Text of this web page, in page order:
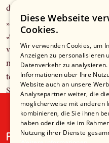
den eigenen Weg
„Jungle“, „Vielleicht lieber
„Gegenwind“ oder
vor allem bei den Jüngeren
manchen der auf dem neuen
teilen Vater und Tochter
Sich selbst zu finden, sich
anderen zu bleiben, auch in
Recht und Ordnung
Diese Webseite
Cookies.
Wir verwenden Cookies, um
Anzeigen zu personalisieren
Datenverkehr zu
Informationen über Ihre
Website auch an unsere
Analysepartner weiter, die
möglicherweise mit anderen
kombinieren, die Sie ihnen
haben oder die sie im
Nutzung ihrer Dienste